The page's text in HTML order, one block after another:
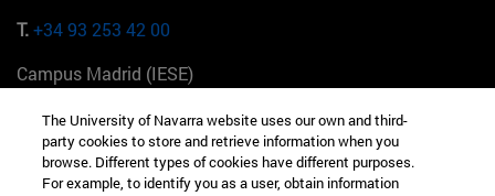
T.+34 93 253 42 00
Campus Madrid (IESE)
+34 912 11 30 00
Campus Nueva York (IESE)
The University of Navarra website uses our own and third-
party cookies to store and retrieve information when you
browse. Different types of cookies have different purposes.
For example, to identify you as a user, obtain information